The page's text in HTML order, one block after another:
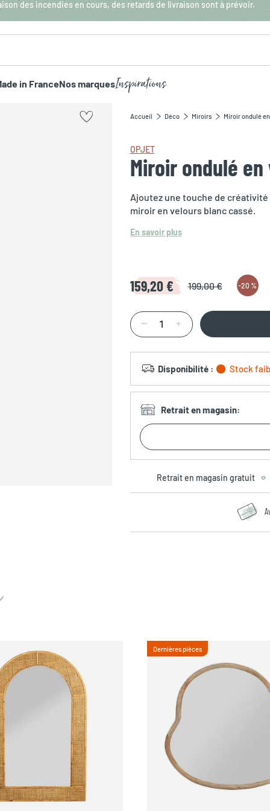
des incendies en cours, des retards de livraison sont à prévoir.
in FranceNos marquesInspirations
Accueil Déco Miroirs Miroir ondulé
OPJET
Miroir ondulé
Ajoutez une touche de
miroir en velours blanc cassé.
En savoir plus
159,20 € 199,00 € -20 %
Disponibilité : Stock
Retrait en magasin:
Retrait en magasin gratuit
Dernières pièces